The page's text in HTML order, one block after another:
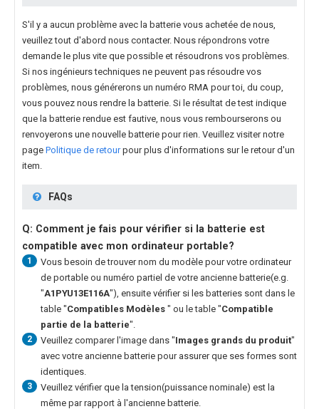
S'il y a aucun problème avec la batterie vous achetée de nous,
veuillez tout d'abord nous contacter. Nous répondrons votre
demande le plus vite que possible et résoudrons vos problèmes.
Si nos ingénieurs techniques ne peuvent pas résoudre vos
problèmes, nous générerons un numéro RMA pour toi, du coup,
vous pouvez nous rendre la batterie. Si le résultat de test indique
que la batterie rendue est fautive, nous vous rembourserons ou
renvoyerons une nouvelle batterie pour rien. Veuillez visiter notre
page Politique de retourpour plus d'informations sur le retour d'un
item.
FAQs
Q: Comment je fais pour vérifier si la batterie est
compatible avec mon ordinateur portable?
1
Vous besoin de trouver nom du modèle pour votre ordinateur
de portable ou numéro partiel de votre ancienne batterie(e.g.
"A1PYU13E116A"), ensuite vérifier si les batteries sont dans le
table "Compatibles Modèles " ou le table "Compatible
partie de la batterie".
2 Veuillez comparer l'image dans "Images grands du produit"
avec votre ancienne batterie pour assurer que ses formes sont
identiques.
3
Veuillez vérifier que la tension(puissance nominale) est la
même par rapport à l'ancienne batterie.